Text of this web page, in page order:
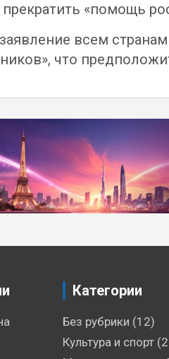
«помощь
всем
что
Категории
Без рубрики (12)
Культура и спорт